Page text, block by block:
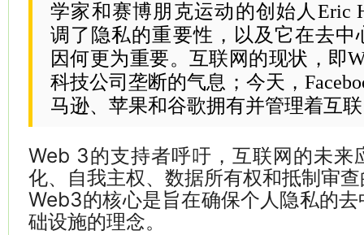
学家和赛博朋克运动的创始人Eric
调了隐私的重要性，以及它在去中
因何更为重要。互联网的现状，即
科技公司垄断的气息；今天，
马逊、苹果和谷歌拥有并管理着互
Web 3的支持者呼吁，互联网的未来
化、自我主权、数据所有权和抵制审
Web3的核心是旨在确保个人隐私的
础设施的理念。